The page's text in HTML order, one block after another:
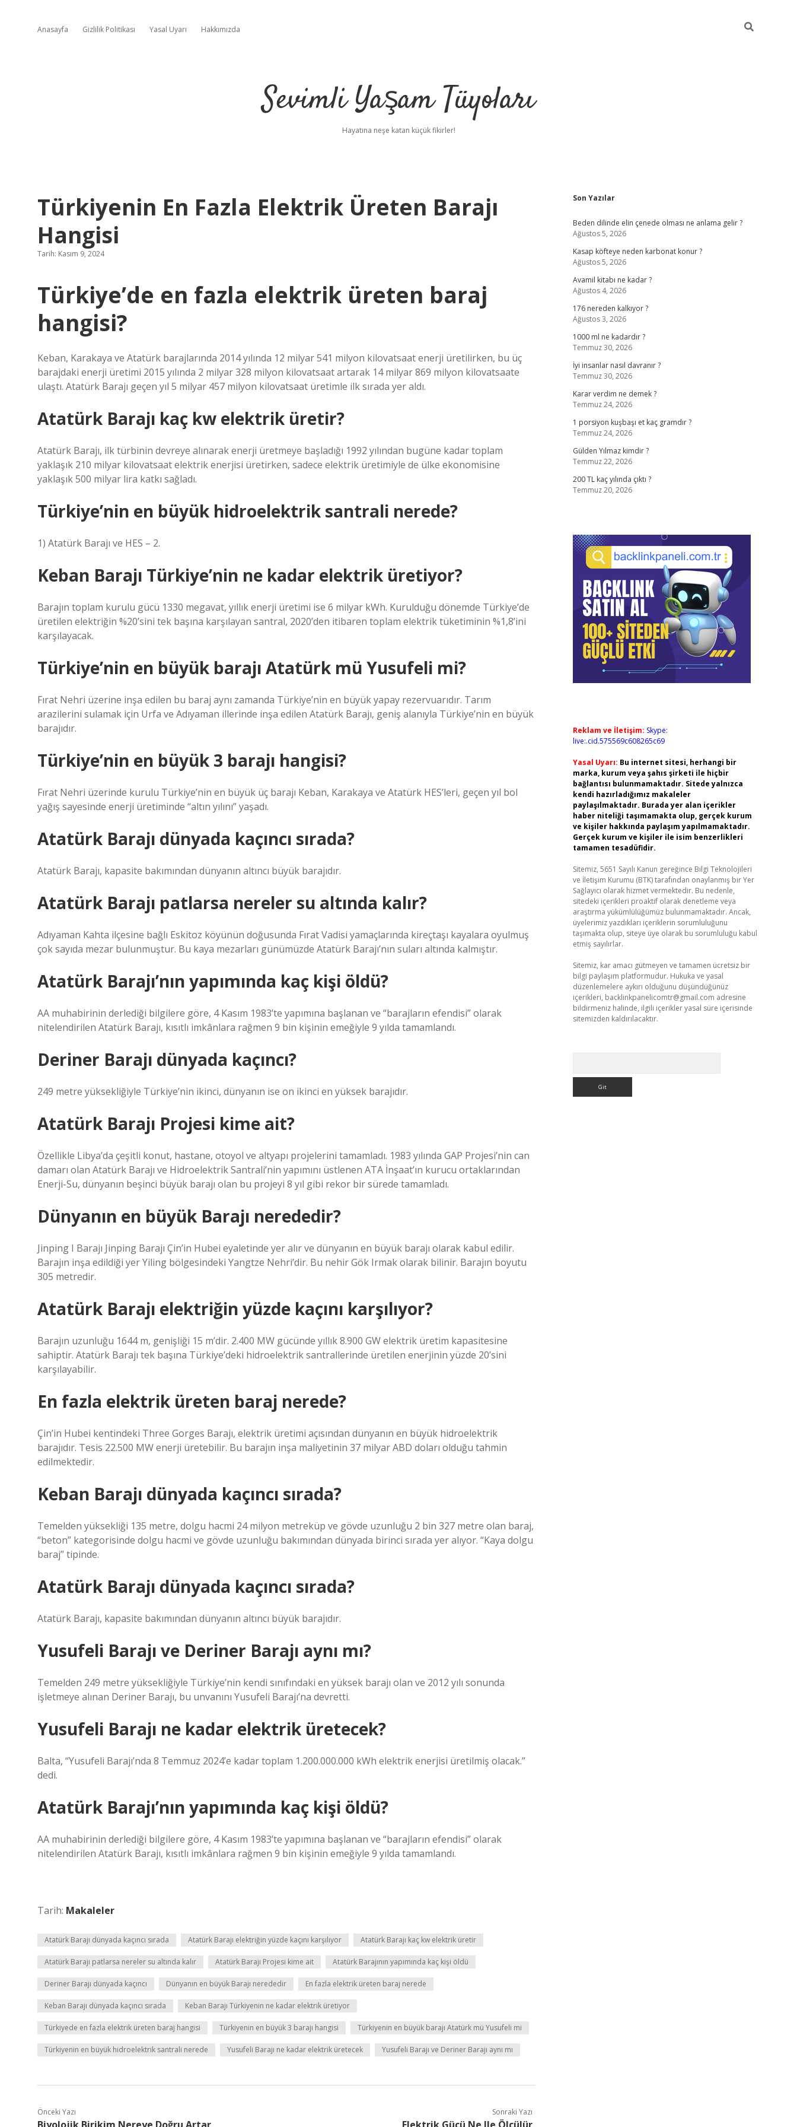
Anasayfa Gizlilik Politikası Yasal Uyarı Hakkımızda
Sevimli Yaşam Tüyoları
Hayatına neşe katan küçük fikirler!
Türkiyenin En Fazla Elektrik Üreten Barajı
Hangisi
Tarih: Kasım 9, 2024
Türkiye’de en fazla elektrik üreten baraj
hangisi?
Keban, Karakaya ve Atatürk barajlarında 2014 yılında 12 milyar 541 milyon kilovatsaat enerji üretilirken, bu üç
barajdaki enerji üretimi 2015 yılında 2 milyar 328 milyon kilovatsaat artarak 14 milyar 869 milyon kilovatsaate
ulaştı. Atatürk Barajı geçen yıl 5 milyar 457 milyon kilovatsaat üretimle ilk sırada yer aldı.
Atatürk Barajı kaç kw elektrik üretir?
Atatürk Barajı, ilk türbinin devreye alınarak enerji üretmeye başladığı 1992 yılından bugüne kadar toplam
yaklaşık 210 milyar kilovatsaat elektrik enerjisi üretirken, sadece elektrik üretimiyle de ülke ekonomisine
yaklaşık 500 milyar lira katkı sağladı.
Türkiye’nin en büyük hidroelektrik santrali nerede?
1) Atatürk Barajı ve HES – 2.
Keban Barajı Türkiye’nin ne kadar elektrik üretiyor?
Barajın toplam kurulu gücü 1330 megavat, yıllık enerji üretimi ise 6 milyar kWh. Kurulduğu dönemde Türkiye’de
üretilen elektriğin %20’sini tek başına karşılayan santral, 2020’den itibaren toplam elektrik tüketiminin %1,8’ini
karşılayacak.
Türkiye’nin en büyük barajı Atatürk mü Yusufeli mi?
Fırat Nehri üzerine inşa edilen bu baraj aynı zamanda Türkiye’nin en büyük yapay rezervuarıdır. Tarım
arazilerini sulamak için Urfa ve Adıyaman illerinde inşa edilen Atatürk Barajı, geniş alanıyla Türkiye’nin en büyük
barajıdır.
Türkiye’nin en büyük 3 barajı hangisi?
Fırat Nehri üzerinde kurulu Türkiye’nin en büyük üç barajı Keban, Karakaya ve Atatürk HES’leri, geçen yıl bol
yağış sayesinde enerji üretiminde “altın yılını” yaşadı.
Atatürk Barajı dünyada kaçıncı sırada?
Atatürk Barajı, kapasite bakımından dünyanın altıncı büyük barajıdır.
Atatürk Barajı patlarsa nereler su altında kalır?
Adıyaman Kahta ilçesine bağlı Eskitoz köyünün doğusunda Fırat Vadisi yamaçlarında kireçtaşı kayalara oyulmuş
çok sayıda mezar bulunmuştur. Bu kaya mezarları günümüzde Atatürk Barajı’nın suları altında kalmıştır.
Atatürk Barajı’nın yapımında kaç kişi öldü?
AA muhabirinin derlediği bilgilere göre, 4 Kasım 1983’te yapımına başlanan ve “barajların efendisi” olarak
nitelendirilen Atatürk Barajı, kısıtlı imkânlara rağmen 9 bin kişinin emeğiyle 9 yılda tamamlandı.
Deriner Barajı dünyada kaçıncı?
249 metre yüksekliğiyle Türkiye’nin ikinci, dünyanın ise on ikinci en yüksek barajıdır.
Atatürk Barajı Projesi kime ait?
Özellikle Libya’da çeşitli konut, hastane, otoyol ve altyapı projelerini tamamladı. 1983 yılında GAP Projesi’nin can
damarı olan Atatürk Barajı ve Hidroelektrik Santrali’nin yapımını üstlenen ATA İnşaat’ın kurucu ortaklarından
Enerji-Su, dünyanın beşinci büyük barajı olan bu projeyi 8 yıl gibi rekor bir sürede tamamladı.
Dünyanın en büyük Barajı nerededir?
Jinping I Barajı Jinping Barajı Çin’in Hubei eyaletinde yer alır ve dünyanın en büyük barajı olarak kabul edilir.
Barajın inşa edildiği yer Yiling bölgesindeki Yangtze Nehri’dir. Bu nehir Gök Irmak olarak bilinir. Barajın boyutu
305 metredir.
Atatürk Barajı elektriğin yüzde kaçını karşılıyor?
Barajın uzunluğu 1644 m, genişliği 15 m’dir. 2.400 MW gücünde yıllık 8.900 GW elektrik üretim kapasitesine
sahiptir. Atatürk Barajı tek başına Türkiye’deki hidroelektrik santrallerinde üretilen enerjinin yüzde 20’sini
karşılayabilir.
En fazla elektrik üreten baraj nerede?
Çin’in Hubei kentindeki Three Gorges Barajı, elektrik üretimi açısından dünyanın en büyük hidroelektrik
barajıdır. Tesis 22.500 MW enerji üretebilir. Bu barajın inşa maliyetinin 37 milyar ABD doları olduğu tahmin
edilmektedir.
Keban Barajı dünyada kaçıncı sırada?
Temelden yüksekliği 135 metre, dolgu hacmi 24 milyon metreküp ve gövde uzunluğu 2 bin 327 metre olan baraj,
“beton” kategorisinde dolgu hacmi ve gövde uzunluğu bakımından dünyada birinci sırada yer alıyor. “Kaya dolgu
baraj” tipinde.
Atatürk Barajı dünyada kaçıncı sırada?
Atatürk Barajı, kapasite bakımından dünyanın altıncı büyük barajıdır.
Yusufeli Barajı ve Deriner Barajı aynı mı?
Temelden 249 metre yüksekliğiyle Türkiye’nin kendi sınıfındaki en yüksek barajı olan ve 2012 yılı sonunda
işletmeye alınan Deriner Barajı, bu unvanını Yusufeli Barajı’na devretti.
Yusufeli Barajı ne kadar elektrik üretecek?
Balta, “Yusufeli Barajı’nda 8 Temmuz 2024’e kadar toplam 1.200.000.000 kWh elektrik enerjisi üretilmiş olacak.”
dedi.
Atatürk Barajı’nın yapımında kaç kişi öldü?
AA muhabirinin derlediği bilgilere göre, 4 Kasım 1983’te yapımına başlanan ve “barajların efendisi” olarak
nitelendirilen Atatürk Barajı, kısıtlı imkânlara rağmen 9 bin kişinin emeğiyle 9 yılda tamamlandı.
Tarih: Makaleler
Atatürk Barajı dünyada kaçıncı sırada Atatürk Barajı elektriğin yüzde kaçını karşılıyor Atatürk Barajı kaç kw elektrik üretir
Atatürk Barajı patlarsa nereler su altında kalır Atatürk Barajı Projesi kime ait Atatürk Barajının yapımında kaç kişi öldü
Deriner Barajı dünyada kaçıncı Dünyanın en büyük Barajı nerededir En fazla elektrik üreten baraj nerede
Keban Barajı dünyada kaçıncı sırada Keban Barajı Türkiyenin ne kadar elektrik üretiyor
Türkiyede en fazla elektrik üreten baraj hangisi Türkiyenin en büyük 3 barajı hangisi Türkiyenin en büyük barajı Atatürk mü Yusufeli mi
Türkiyenin en büyük hidroelektrik santrali nerede Yusufeli Barajı ne kadar elektrik üretecek Yusufeli Barajı ve Deriner Barajı aynı mı
Önceki Yazı Sonraki Yazı
Sidebar
Son Yazılar
Beden dilinde elin çenede olması ne anlama gelir ?
Ağustos 5, 2026
Kasap köfteye neden karbonat konur ?
Ağustos 5, 2026
Avamil kitabı ne kadar ?
Ağustos 4, 2026
176 nereden kalkıyor ?
Ağustos 3, 2026
1000 ml ne kadardır ?
Temmuz 30, 2026
İyi insanlar nasıl davranır ?
Temmuz 30, 2026
Karar verdim ne demek ?
Temmuz 24, 2026
1 porsiyon kuşbaşı et kaç gramdır ?
Temmuz 24, 2026
Gülden Yılmaz kimdir ?
Temmuz 22, 2026
200 TL kaç yılında çıktı ?
Temmuz 20, 2026
Reklam ve İletişim: Skype:
live:.cid.575569c608265c69
Yasal Uyarı: Bu internet sitesi, herhangi bir
marka, kurum veya şahıs şirketi ile hiçbir
bağlantısı bulunmamaktadır. Sitede yalnızca
kendi hazırladığımız makaleler
paylaşılmaktadır. Burada yer alan içerikler
haber niteliği taşımamakta olup, gerçek kurum
ve kişiler hakkında paylaşım yapılmamaktadır.
Gerçek kurum ve kişiler ile isim benzerlikleri
tamamen tesadüfidir.
Sitemiz, 5651 Sayılı Kanun gereğince Bilgi Teknolojileri
ve İletişim Kurumu (BTK) tarafından onaylanmış bir Yer
Sağlayıcı olarak hizmet vermektedir. Bu nedenle,
sitedeki içerikleri proaktif olarak denetleme veya
araştırma yükümlülüğümüz bulunmamaktadır. Ancak,
üyelerimiz yazdıkları içeriklerin sorumluluğunu
taşımakta olup, siteye üye olarak bu sorumluluğu kabul
etmiş sayılırlar.
Sitemiz, kar amacı gütmeyen ve tamamen ücretsiz bir
bilgi paylaşım platformudur. Hukuka ve yasal
düzenlemelere aykırı olduğunu düşündüğünüz
içerikleri, backlinkpanelicomtr@gmail.com adresine
bildirmeniz halinde, ilgili içerikler yasal süre içerisinde
sitemizden kaldırılacaktır.